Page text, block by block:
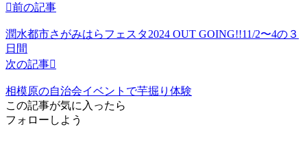
前の記事
潤水都市さがみはらフェスタ2024 OUT GOING!!11/2〜4の３
日間
次の記事
相模原の自治会イベントで芋掘り体験
この記事が気に入ったら
フォローしよう